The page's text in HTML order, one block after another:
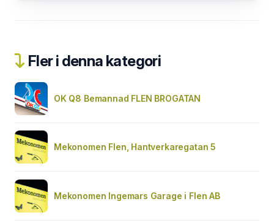
Fler i denna kategori
OK Q8 Bemannad FLEN BROGATAN
Mekonomen Flen, Hantverkaregatan 5
Mekonomen Ingemars Garage i Flen AB